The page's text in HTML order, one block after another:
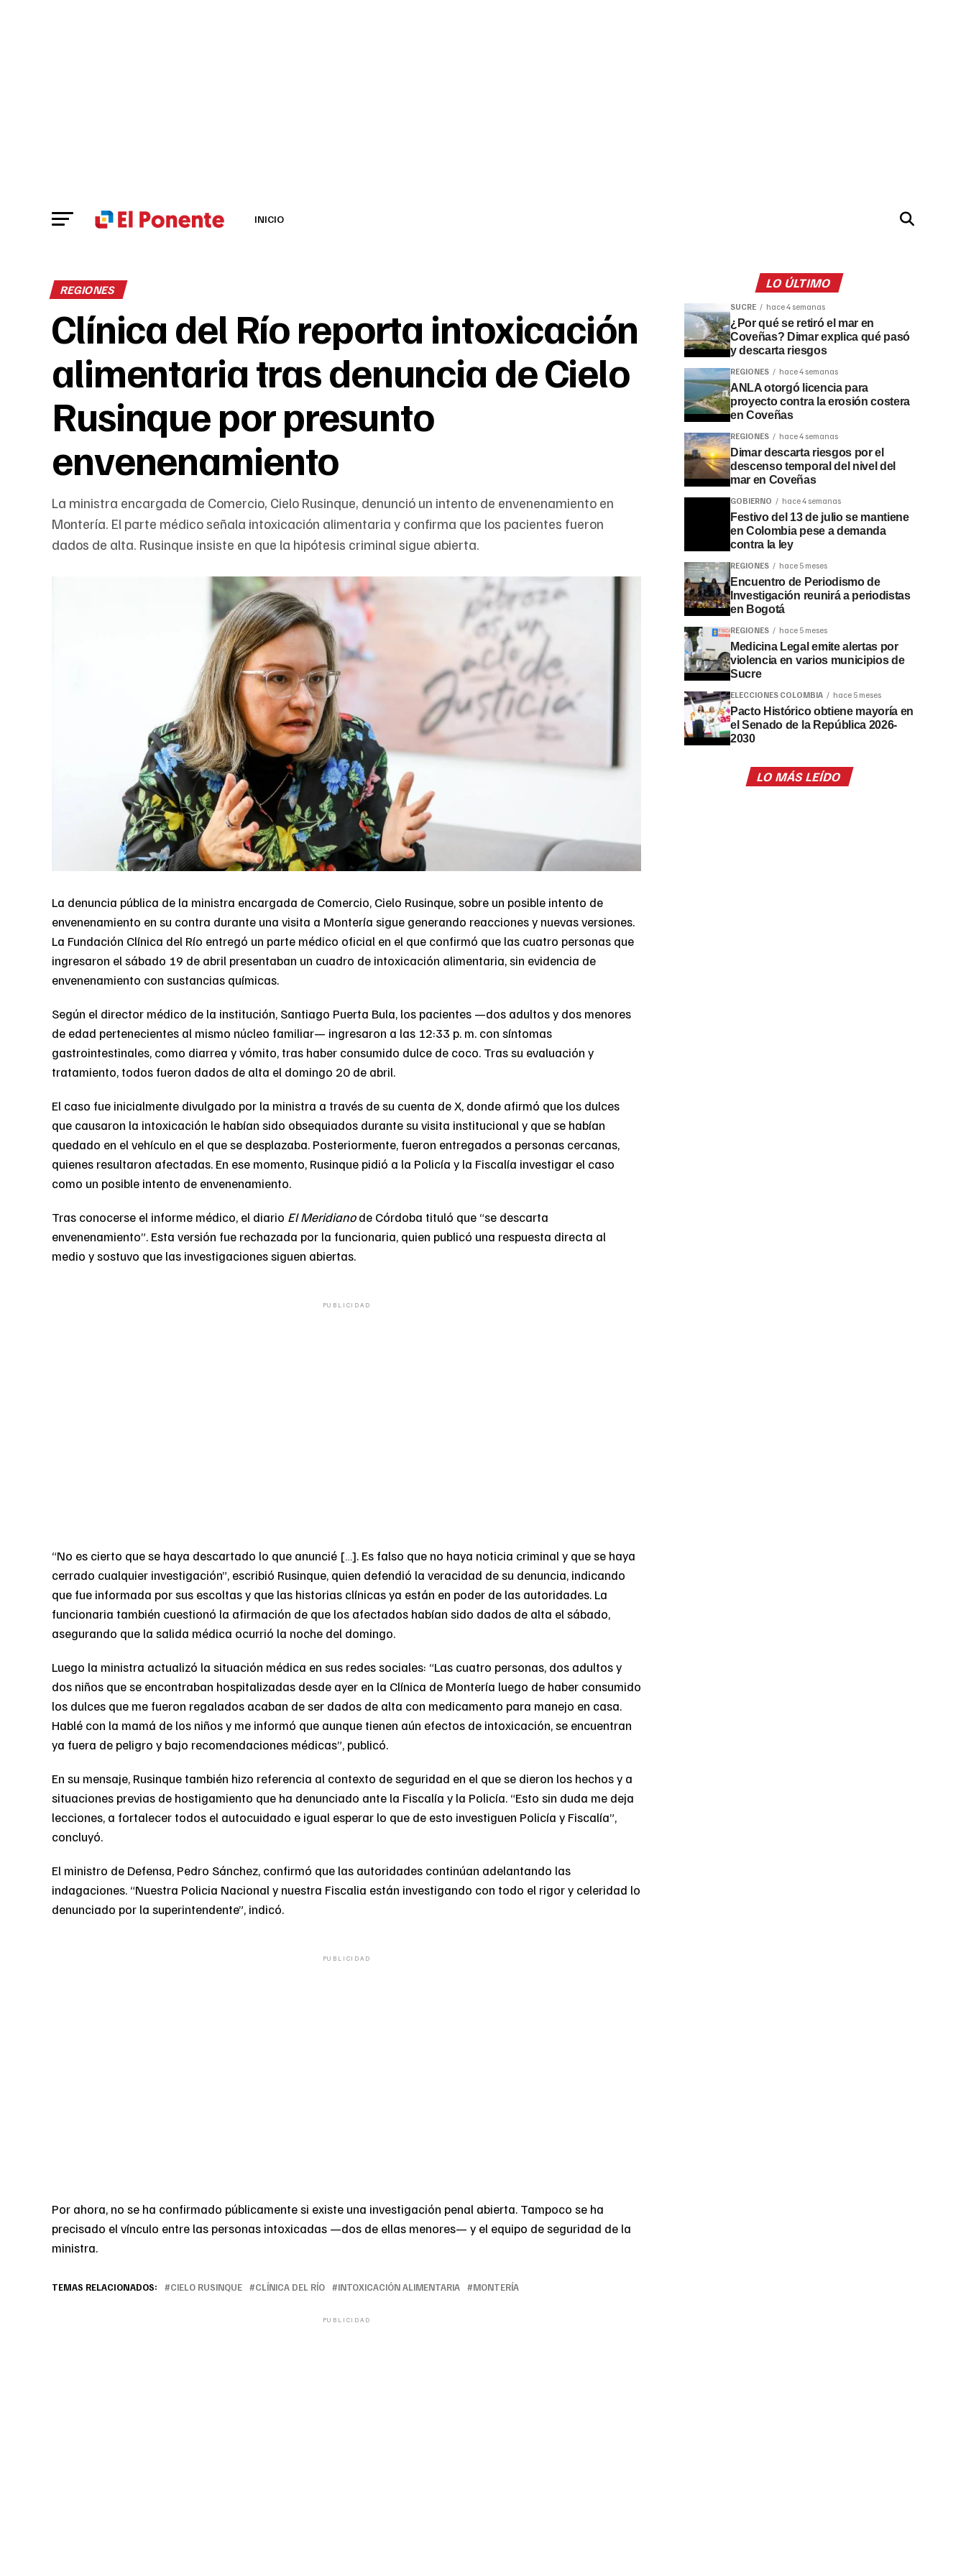
INICIO
REGIONES
Clínica del Río reporta intoxicación
alimentaria tras denuncia de Cielo
Rusinque por presunto
envenenamiento
La ministra encargada de Comercio, Cielo Rusinque, denunció un intento de envenenamiento en
Montería. El parte médico señala intoxicación alimentaria y confirma que los pacientes fueron
dados de alta. Rusinque insiste en que la hipótesis criminal sigue abierta.
La denuncia pública de la ministra encargada de Comercio, Cielo Rusinque, sobre un posible intento de
envenenamiento en su contra durante una visita a Montería sigue generando reacciones y nuevas versiones.
La Fundación Clínica del Río entregó un parte médico oficial en el que confirmó que las cuatro personas que
ingresaron el sábado 19 de abril presentaban un cuadro de intoxicación alimentaria, sin evidencia de
envenenamiento con sustancias químicas.
Según el director médico de la institución, Santiago Puerta Bula, los pacientes —dos adultos y dos menores
de edad pertenecientes al mismo núcleo familiar— ingresaron a las 12:33 p. m. con síntomas
gastrointestinales, como diarrea y vómito, tras haber consumido dulce de coco. Tras su evaluación y
tratamiento, todos fueron dados de alta el domingo 20 de abril.
El caso fue inicialmente divulgado por la ministra a través de su cuenta de X, donde afirmó que los dulces
que causaron la intoxicación le habían sido obsequiados durante su visita institucional y que se habían
quedado en el vehículo en el que se desplazaba. Posteriormente, fueron entregados a personas cercanas,
quienes resultaron afectadas. En ese momento, Rusinque pidió a la Policía y la Fiscalía investigar el caso
como un posible intento de envenenamiento.
Tras conocerse el informe médico, el diario El Meridianode Córdoba tituló que “se descarta
envenenamiento”. Esta versión fue rechazada por la funcionaria, quien publicó una respuesta directa al
medio y sostuvo que las investigaciones siguen abiertas.
PUBLICIDAD
“No es cierto que se haya descartado lo que anuncié […]. Es falso que no haya noticia criminal y que se haya
cerrado cualquier investigación”, escribió Rusinque, quien defendió la veracidad de su denuncia, indicando
que fue informada por sus escoltas y que las historias clínicas ya están en poder de las autoridades. La
funcionaria también cuestionó la afirmación de que los afectados habían sido dados de alta el sábado,
asegurando que la salida médica ocurrió la noche del domingo.
Luego la ministra actualizó la situación médica en sus redes sociales: “Las cuatro personas, dos adultos y
dos niños que se encontraban hospitalizadas desde ayer en la Clínica de Montería luego de haber consumido
los dulces que me fueron regalados acaban de ser dados de alta con medicamento para manejo en casa.
Hablé con la mamá de los niños y me informó que aunque tienen aún efectos de intoxicación, se encuentran
ya fuera de peligro y bajo recomendaciones médicas”, publicó.
En su mensaje, Rusinque también hizo referencia al contexto de seguridad en el que se dieron los hechos y a
situaciones previas de hostigamiento que ha denunciado ante la Fiscalía y la Policía. “Esto sin duda me deja
lecciones, a fortalecer todos el autocuidado e igual esperar lo que de esto investiguen Policía y Fiscalía”,
concluyó.
El ministro de Defensa, Pedro Sánchez, confirmó que las autoridades continúan adelantando las
indagaciones. “Nuestra Policia Nacional y nuestra Fiscalia están investigando con todo el rigor y celeridad lo
denunciado por la superintendente”, indicó.
PUBLICIDAD
Por ahora, no se ha confirmado públicamente si existe una investigación penal abierta. Tampoco se ha
precisado el vínculo entre las personas intoxicadas —dos de ellas menores— y el equipo de seguridad de la
ministra.
TEMAS RELACIONADOS: CIELO RUSINQUE CLÍNICA DEL RÍO INTOXICACIÓN ALIMENTARIA MONTERÍA
PUBLICIDAD
LO ÚLTIMO
SUCRE hace 4 semanas
¿Por qué se retiró el mar en
Coveñas? Dimar explica qué pasó
y descarta riesgos
REGIONES hace 4 semanas
ANLA otorgó licencia para
proyecto contra la erosión costera
en Coveñas
REGIONES hace 4 semanas
Dimar descarta riesgos por el
descenso temporal del nivel del
mar en Coveñas
GOBIERNO hace 4 semanas
Festivo del 13 de julio se mantiene
en Colombia pese a demanda
contra la ley
REGIONES hace 5 meses
Encuentro de Periodismo de
Investigación reunirá a periodistas
en Bogotá
REGIONES hace 5 meses
Medicina Legal emite alertas por
violencia en varios municipios de
Sucre
ELECCIONES COLOMBIA hace 5 meses
Pacto Histórico obtiene mayoría en
el Senado de la República 2026-
2030
LO MÁS LEÍDO